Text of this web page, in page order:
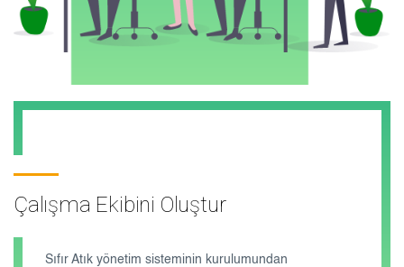
Çalışma Ekibini Oluştur
Sıfır Atık yönetim sisteminin kurulumundan